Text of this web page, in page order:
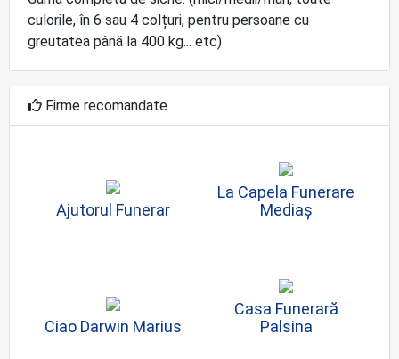
culorile, în 6 sau 4 colțuri, pentru persoane cu
greutatea până la 400 kg... etc)
Firme recomandate
Ajutorul Funerar
La Capela Funerare
Mediaș
Ciao Darwin Marius
Casa Funerară
Palsina